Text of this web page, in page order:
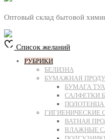
Оптовый склад бытовой
Список желаний
РУБРИКИ
БЕЛИЗНА
БУМАЖНАЯ
БУМАГА
САЛФЕТКИ
ГИГИЕНИЧЕСКИЕ
ВАТНАЯ
ВЛАЖНЫЕ